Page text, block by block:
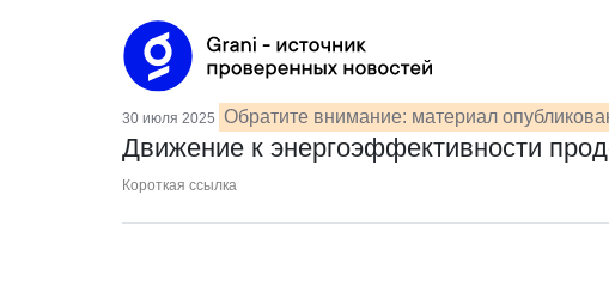
30 июля 2025 Обратите внимание: материал
Движение к энергоэффективности
Короткая ссылка